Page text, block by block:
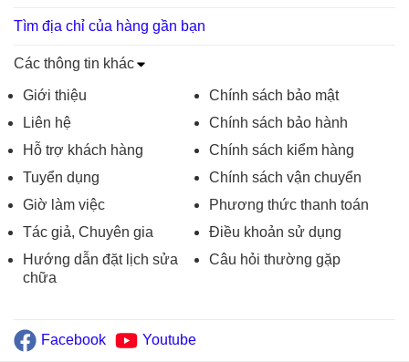
Tìm địa chỉ của hàng gần bạn
Các thông tin khác
Giới thiệu
Liên hệ
Hỗ trợ khách hàng
Tuyển dụng
Giờ làm việc
Tác giả, Chuyên gia
Hướng dẫn đặt lịch sửa
chữa
Chính sách bảo mật
Chính sách bảo hành
Chính sách kiểm hàng
Chính sách vận chuyển
Phương thức thanh toán
Điều khoản sử dụng
Câu hỏi thường gặp
Facebook Youtube